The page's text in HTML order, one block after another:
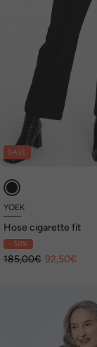
SALE
YOEK
Hose cigarette fit
- 50%
185,00€ 92,50€